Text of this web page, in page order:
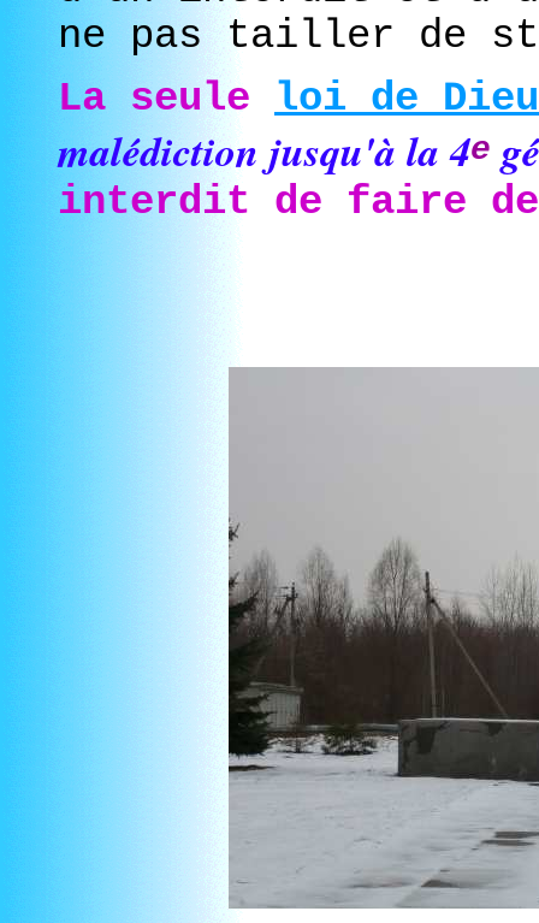
ne pas tailler de
La seule loi de Dieu
malédiction jusqu'à la 4e
interdit de faire